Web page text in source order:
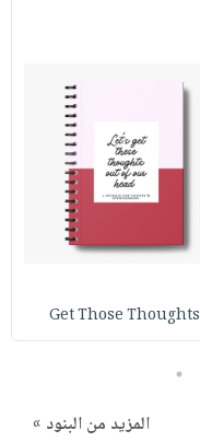
Get Those Thoughts
5
المزيد من البنود »